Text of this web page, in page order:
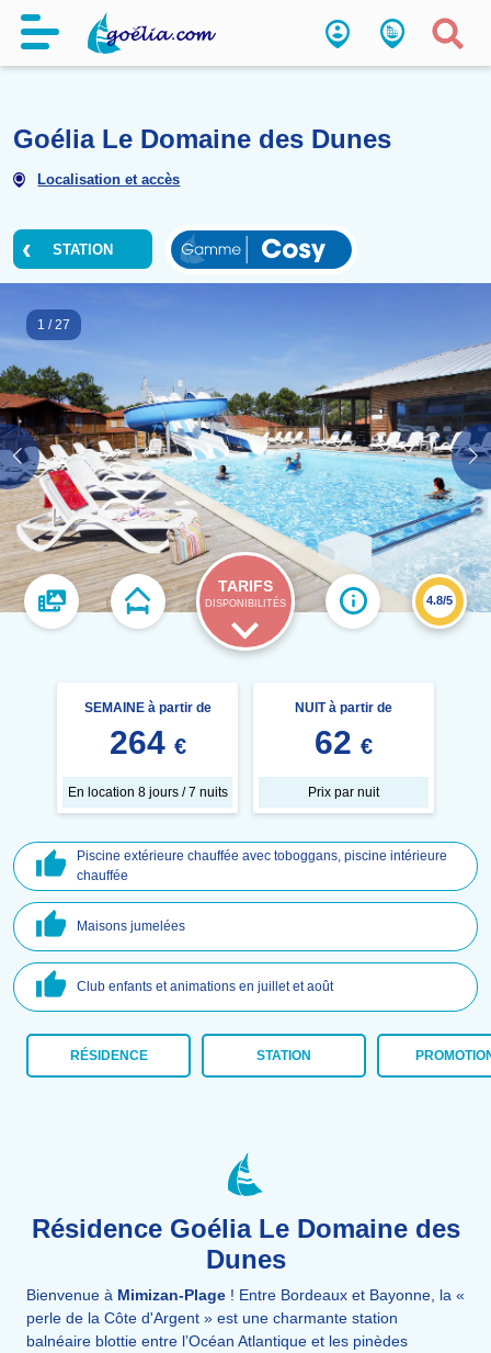
Goélia Le Domaine des Dunes
STATION
1 /27
TARIFS
DISPONIBILITÉS 4.8/5
SEMAINE à partir de
264 €
En location 8 jours / 7 nuits
NUIT à partir de
62 €
Prix par nuit
Piscine extérieure chauffée avec toboggans, piscine intérieure
chauffée
Maisons jumelées
Club enfants et animations en juillet et août
RÉSIDENCE STATION
Résidence Goélia Le Domaine des
Dunes
Bienvenue à Mimizan-Plage ! Entre Bordeaux et Bayonne, la «
perle de la Côte d'Argent » est une charmante station
balnéaire blottie entre l’Océan Atlantique et les pinèdes